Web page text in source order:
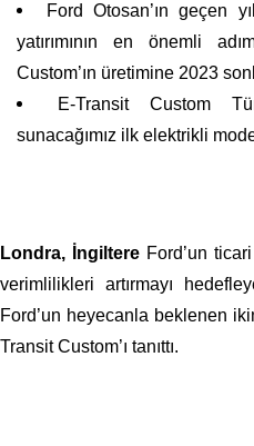
Ford Otosan’ın geçen
yatırımının en önemli
Custom’ın üretimine 2023
E-Transit Custom
sunacağımız ilk elektrikli
Londra, İngiltere Ford’un
verimlilikleri artırmayı
Ford’un heyecanla beklenen
Transit Custom’ı tanıttı.